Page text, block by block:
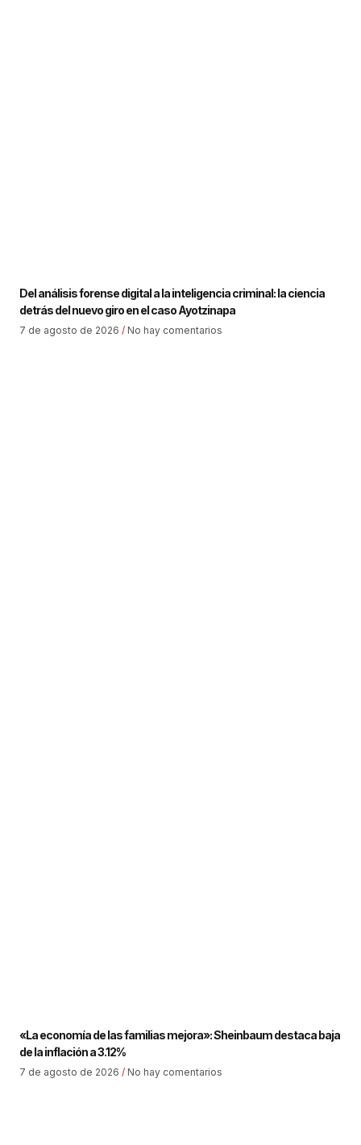
Del análisis forense digital a la inteligencia criminal: la ciencia
detrás del nuevo giro en el caso Ayotzinapa
7 de agosto de 2026 No hay comentarios
«La economía de las familias mejora»: Sheinbaum destaca baja
de la inflación a 3.12%
7 de agosto de 2026 No hay comentarios